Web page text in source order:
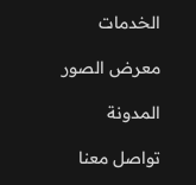
الخدمات
معرض الصور
المدونة
تواصل معنا